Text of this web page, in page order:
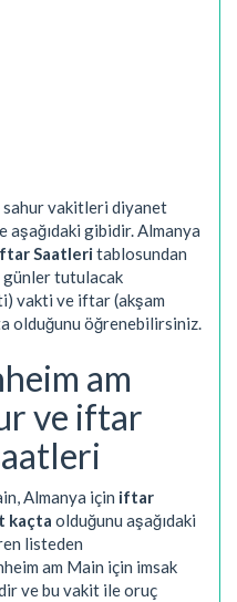
sahur vakitleri diyanet
aşağıdaki gibidir. Almanya
Saatleritablosundan
günler tutulacak
vakti ve iftar (akşam
olduğunu öğrenebilirsiniz.
am
ve iftar
Almanya için iftar
kaçta olduğunu aşağıdaki
listeden
am Main için imsak
ve bu vakit ile oruç